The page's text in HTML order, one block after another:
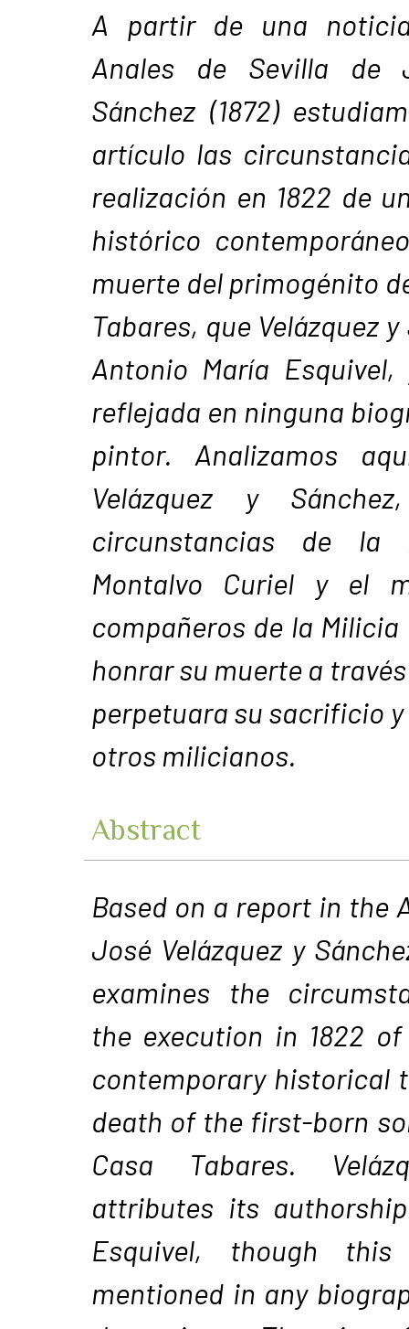
A partir de una
Anales de Sevilla de
Sánchez (1872)
artículo las
realización en 1822 de
histórico
muerte del primogénito
Tabares, que Velázquez
Antonio María
reflejada en ninguna
pintor. Analizamos
Velázquez y
circunstancias de la
Montalvo Curiel y el
compañeros de la
honrar su muerte a
perpetuara su sacrificio
otros milicianos.
Abstract
Based on a report in the
José Velázquez y
examines the
the execution in 1822
contemporary historical
death of the first-born
Casa Tabares.
attributes its
Esquivel, though
mentioned in any